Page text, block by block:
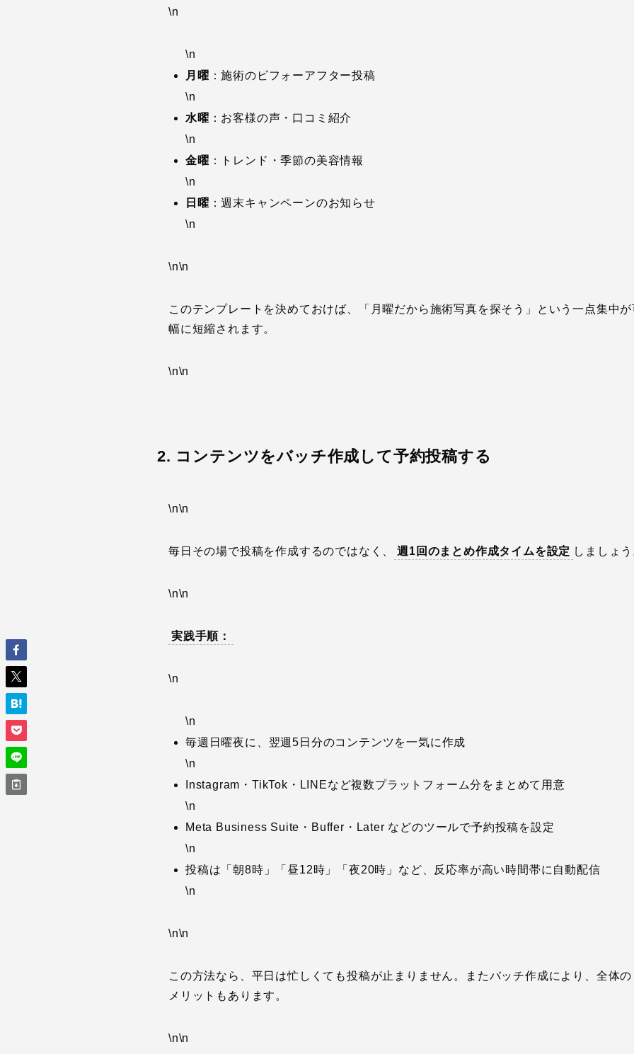
\n
\n
月曜 ：施術のビフォーアフター投稿
\n
水曜 ：お客様の声・口コミ紹介
\n
金曜 ：トレンド・季節の美容情報
\n
日曜 ：週末キャンペーンのお知らせ
\n
\n\n
このテンプレートを決めておけば、「月曜だから施術写真を探そう」という一点集中
幅に短縮されます。
\n\n
2. コンテンツをバッチ作成して予約投稿する
\n\n
毎日その場で投稿を作成するのではなく、 週1回のまとめ作成タイムを設定 しましょ
\n\n
実践手順：
\n
\n
毎週日曜夜に、翌週5日分のコンテンツを一気に作成
\n
Instagram・TikTok・LINEなど複数プラットフォーム分をまとめて用意
\n
Meta Business Suite・Buffer・Later などのツールで予約投稿を設定
\n
投稿は「朝8時」「昼12時」「夜20時」など、反応率が高い時間帯に自動配信
\n
\n\n
この方法なら、平日は忙しくても投稿が止まりません。またバッチ作成により、全体
メリットもあります。
\n\n